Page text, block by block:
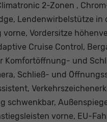
2-Zonen ,
Lendenwirbelstütze in
Vordersitze
Cruise Control,
Komfortöffnung- und
Schließ- und
schwenkbar,
vorne, EU-